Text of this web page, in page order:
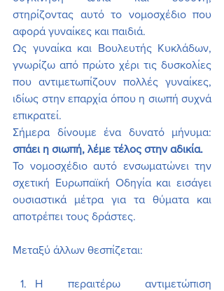
στηρίζοντας αυτό το νομοσχέδιο που
αφορά γυναίκες και παιδιά.
Ως γυναίκα και Βουλευτής Κυκλάδων,
γνωρίζω από πρώτο χέρι τις δυσκολίες
που αντιμετωπίζουν πολλές γυναίκες,
ιδίως στην επαρχία όπου η σιωπή συχνά
επικρατεί.
σπάει η σιωπή, λέμε τέλος στην αδικία.
Το νομοσχέδιο αυτό ενσωματώνει την
σχετική Ευρωπαϊκή Οδηγία και εισάγει
ουσιαστικά μέτρα για τα θύματα και
αποτρέπει τους δράστες.
Μεταξύ άλλων θεσπίζεται:
Η περαιτέρω αντιμετώπιση